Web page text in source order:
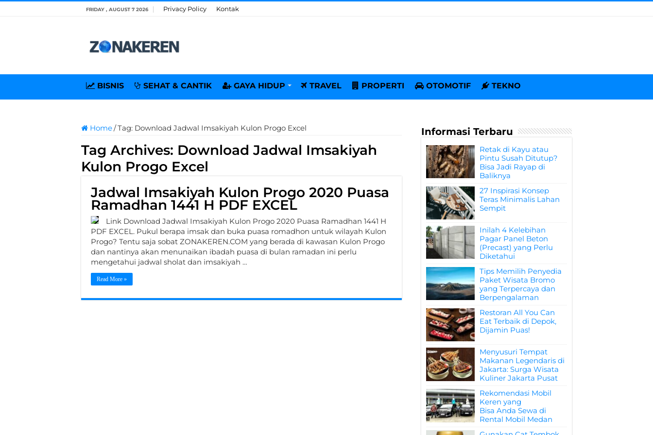
FRIDAY , AUGUST 7 2026 Privacy Policy Kontak
BISNIS SEHAT & CANTIK GAYA HIDUP TRAVEL PROPERTI OTOMOTIF TEKNO
Home/Tag: Download Jadwal Imsakiyah Kulon Progo Excel
Tag Archives: Download Jadwal Imsakiyah
Kulon Progo Excel
Jadwal Imsakiyah Kulon Progo 2020 Puasa
Ramadhan 1441 H PDF EXCEL
Link Download Jadwal Imsakiyah Kulon Progo 2020 Puasa Ramadhan 1441 H
PDF EXCEL. Pukul berapa imsak dan buka puasa romadhon untuk wilayah Kulon
Progo? Tentu saja sobat ZONAKEREN.COM yang berada di kawasan Kulon Progo
dan nantinya akan menunaikan ibadah puasa di bulan ramadan ini perlu
mengetahui jadwal sholat dan imsakiyah …
Read More »
Informasi Terbaru
Retak di Kayu atau
Pintu Susah Ditutup?
Bisa Jadi Rayap di
Baliknya
27 Inspirasi Konsep
Teras Minimalis Lahan
Sempit
Inilah 4 Kelebihan
Pagar Panel Beton
(Precast) yang Perlu
Diketahui
Tips Memilih Penyedia
Paket Wisata Bromo
yang Terpercaya dan
Berpengalaman
Restoran All You Can
Eat Terbaik di Depok,
Dijamin Puas!
Menyusuri Tempat
Makanan Legendaris di
Jakarta: Surga Wisata
Kuliner Jakarta Pusat
Rekomendasi Mobil
Keren yang
Bisa Anda Sewa di
Rental Mobil Medan